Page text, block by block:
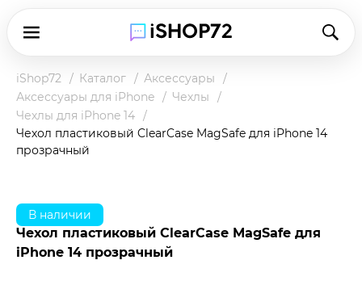
iShop72 Каталог
Аксессуары
Аксессуары для iPhone
Чехлы
Чехлы для iPhone 14
Чехол пластиковый ClearCase MagSafe для iPhone 14
прозрачный
В наличии
Чехол пластиковый ClearCase MagSafe для
iPhone 14 прозрачный